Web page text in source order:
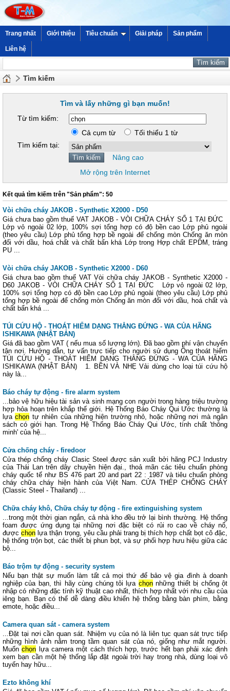
Trang nhất Giới thiệu Tiêu chuẩn Giải pháp Sản phẩm
Liên hệ
Tìm kiếm
Tìm và lấy những gì bạn muốn!
Từ tìm kiếm:
Cả cụm từ
Tối thiểu 1 từ
Tìm kiếm tại:
Nâng cao
Mở rộng trên Internet
Kết quả tìm kiếm trên "Sản phẩm": 50
Vòi chữa cháy JAKOB - Synthetic X2000 - D50
Giá chưa bao gồm thuế VAT JAKOB - VÒI CHỮA CHÁY SỐ 1 TẠI ĐỨC
Lớp vỏ ngoài 02 lớp, 100% sợi tổng hợp có độ bền cao Lớp phủ ngoài
(theo yêu cầu) Lớp phủ tổng hợp bề ngoài để chống mòn Chống ăn mòn
đối với dầu, hoá chất và chất bẩn khá Lớp trong Hợp chất EPDM, tráng
PU ...
Vòi chữa cháy JAKOB - Synthetic X2000 - D60
Giá chưa bao gồm thuế VAT Vòi chữa cháy JAKOB - Synthetic X2000 -
D60 JAKOB - VÒI CHỮA CHÁY SỐ 1 TẠI ĐỨC Lớp vỏ ngoài 02 lớp,
100% sợi tổng hợp có độ bền cao Lớp phủ ngoài (theo yêu cầu) Lớp phủ
tổng hợp bề ngoài để chống mòn Chống ăn mòn đối với dầu, hoá chất và
chất bẩn khá ...
TÚI CỨU HỘ - THOÁT HIỂM DẠNG THẲNG ĐỨNG - WA CỦA HÃNG
ISHIKAWA (NHẬT BẢN)
Giá đã bao gồm VAT ( nếu mua số lượng lớn). Đã bao gồm phí vận chuyển
tận nơi. Hướng dẫn, tư vấn trực tiếp cho người sử dụng Ống thoát hiểm
TÚI CỨU HỘ - THOÁT HIỂM DẠNG THẲNG ĐỨNG - WA CỦA HÃNG
ISHIKAWA (NHẬT BẢN) 1. BỀN VÀ NHẸ Vải dùng cho loại túi cứu hộ
này là...
Báo cháy tự động - fire alarm system
...bảo vệ hữu hiệu tài sản và sinh mạng con người trong hàng triệu trường
hợp hỏa hoạn trên khắp thế giới. Hệ Thống Báo Cháy Qui Ước thường là
lựachọn tự nhiên của những hiện trường nhỏ, hoặc những nơi mà ngân
sách có giới hạn. Trong Hệ Thống Báo Cháy Qui Ước, tính chất 'thông
minh' của hệ...
Cửa chống cháy - firedoor
Cửa thép chống cháy Clasic Steel được sản xuất bởi hãng PCJ Industry
của Thái Lan trên dây chuyền hiện đại., thoả mãn các tiêu chuẩn phòng
cháy quốc tế như BS 476 part 20 and part 22 : 1987 và tiêu chuẩn phòng
cháy chữa cháy hiện hành của Việt Nam. CỬA THÉP CHỐNG CHÁY
(Classic Steel - Thailand) ...
Chữa cháy khô, Chữa cháy tự động - fire extinguishing system
...trong một thời gian ngắn, cả nhà kho đều trở lại bình thường. Hệ thống
foam được ứng dụng tại những nơi đặc biệt có rủi ro cao về cháy nổ,
đượcchọn lựa thận trọng, yêu cầu phải trang bị thích hợp chất bọt cô đặc,
hệ thống trộn bọt, các thiết bị phun bọt, và sự phối hợp hưu hiệu giữa các
bộ...
Báo trộm tự động - security system
Nếu bạn thật sự muốn làm tất cả mọi thứ để bảo vệ gia đình à doanh
nghiệp của bạn, thì hãy cùng chúng tôi lựa chọnnhững thiết bị chống ột
nhập có những đặc tính kỹ thuật cao nhất, thích hợp nhất với nhu cầu của
iêng bạn. Bạn có thể dễ dàng điều khiển hệ thống bằng bàn phím, bằng
emote, hoặc điều...
Camera quan sát - camera system
...Đặt tại nơi cần quan sát. Nhiệm vụ của nó là liên tục quan sát trực tiếp
những hình ảnh nằm trong tầm quan sát của nó, giống như mắt người.
Muốnchọn lựa camera một cách thích hợp, trước hết bạn phải xác định
xem bạn cần một hệ thống lắp đặt ngoài trời hay trong nhà, dùng loại vô
tuyến hay hữu...
Ezto không khí